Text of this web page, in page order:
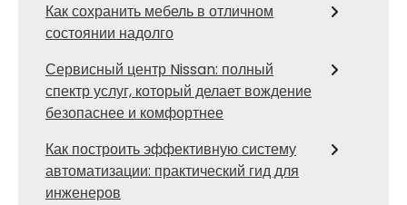
Как сохранить мебель в отличном
состоянии надолго
Сервисный центр Nissan: полный
спектр услуг, который делает вождение
безопаснее и комфортнее
Как построить эффективную систему
автоматизации: практический гид для
инженеров